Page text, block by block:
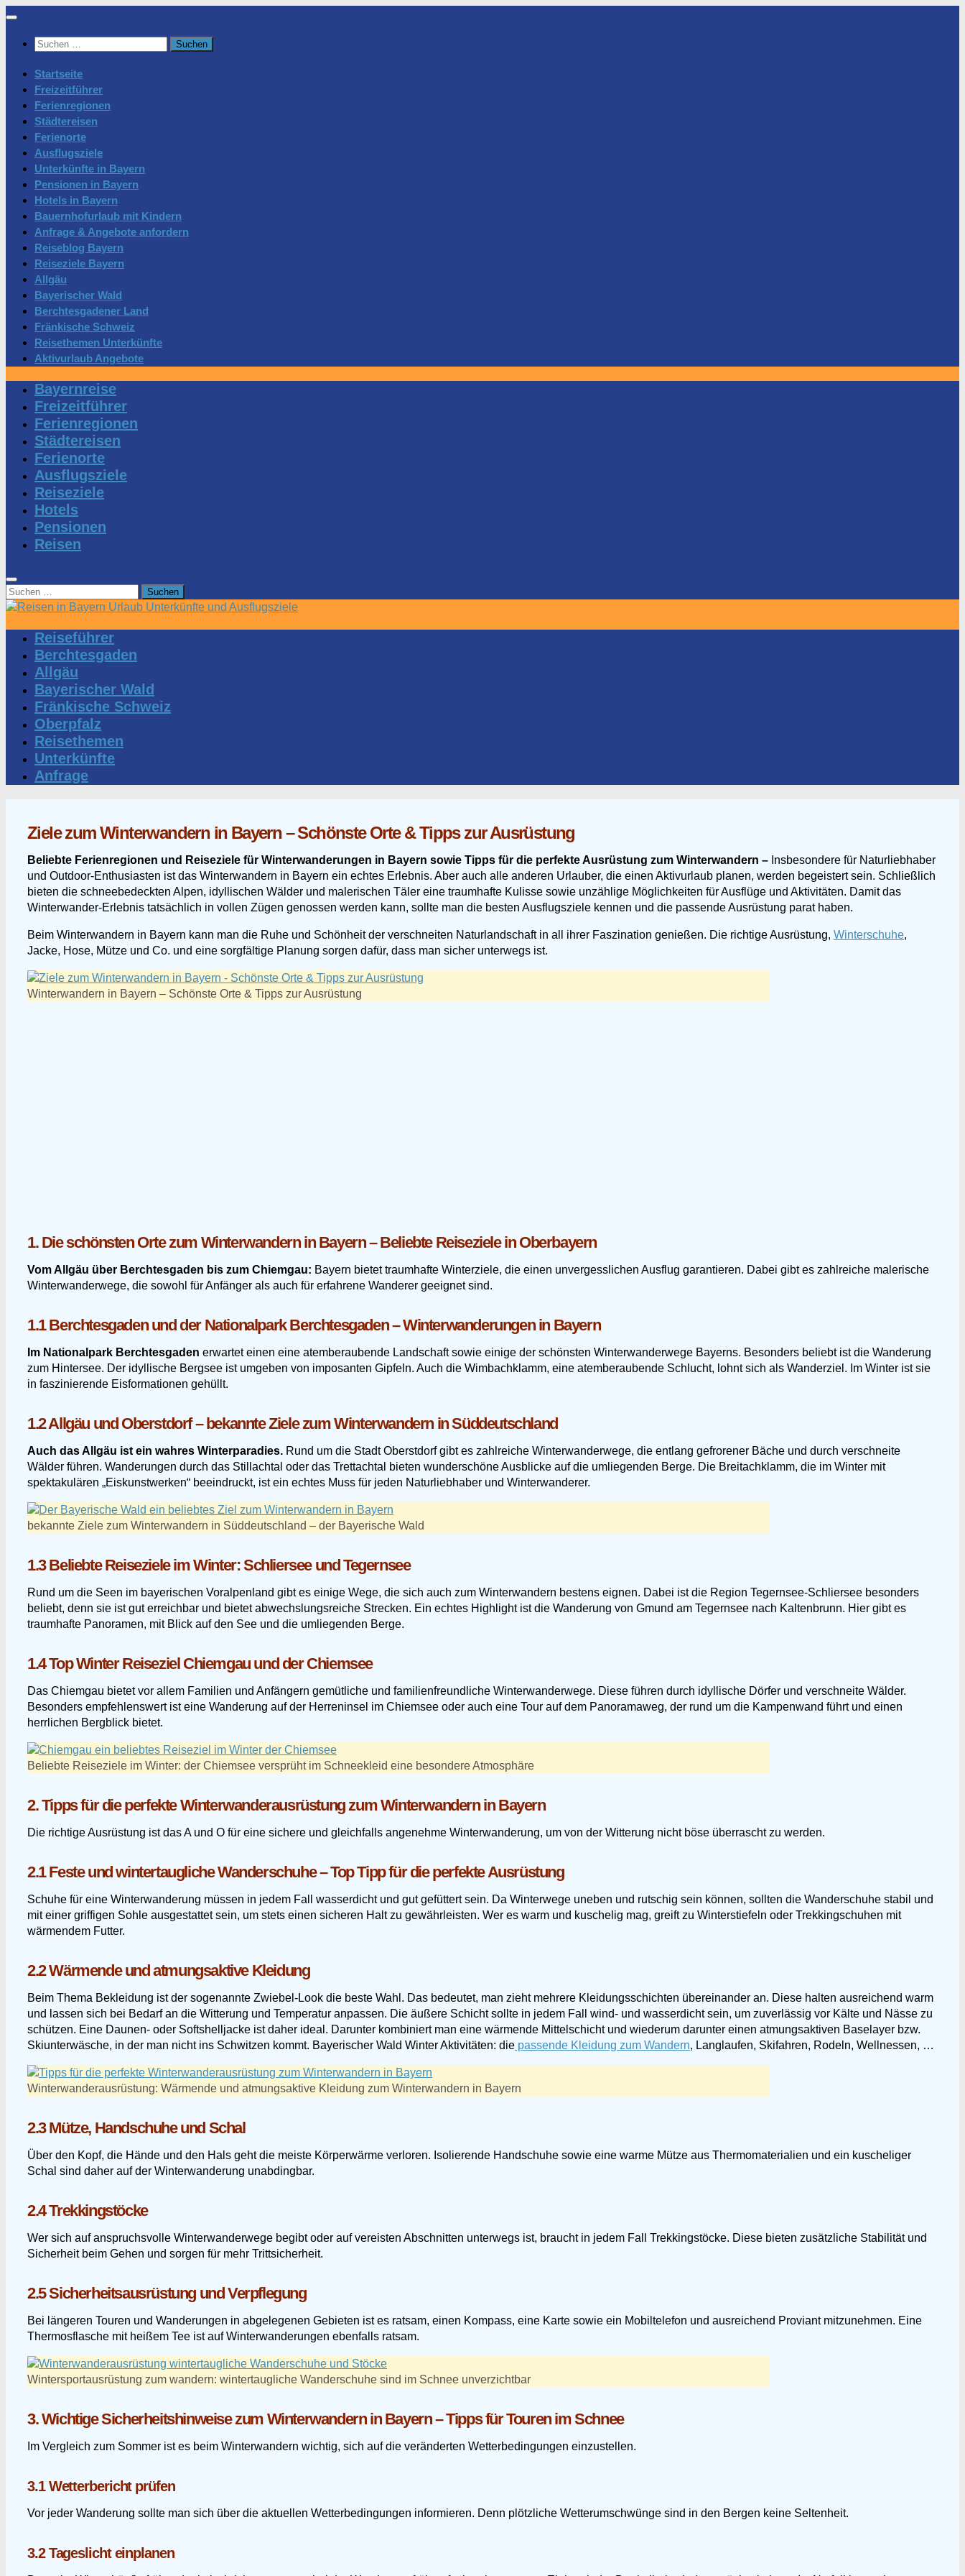
Zum
springenSuchen
Startseite
Freizeitführer
Ferienregionen
Städtereisen
Ferienorte
Ausflugsziele
Unterkünfte in Bayern
Pensionen in Bayern
Hotels in Bayern
Bauernhofurlaub mit Kindern
Anfrage & Angebote anfordern
Reiseblog Bayern
Reiseziele Bayern
Allgäu
Bayerischer Wald
Berchtesgadener Land
Fränkische Schweiz
Reisethemen Unterkünfte
Aktivurlaub Angebote
Bayernreise
Freizeitführer
Ferienregionen
Städtereisen
Ferienorte
Ausflugsziele
Reiseziele
Hotels
Pensionen
Reisen
Suchen
nach:
Reiseführer
Berchtesgaden
Allgäu
Bayerischer Wald
Fränkische Schweiz
Oberpfalz
Reisethemen
Unterkünfte
Anfrage
Ziele zum Winterwandern in Bayern – Schönste Orte & Tipps zur Ausrüstung
Beliebte Ferienregionen und Reiseziele für Winterwanderungen in Bayern sowie Tipps für die perfekte Ausrüstung zum Winterwandern – Insbesondere für Naturliebhaber
und Outdoor-Enthusiasten ist das Winterwandern in Bayern ein echtes Erlebnis. Aber auch alle anderen Urlauber, die einen Aktivurlaub planen, werden begeistert sein. Schließlich
bieten die schneebedeckten Alpen, idyllischen Wälder und malerischen Täler eine traumhafte Kulisse sowie unzählige Möglichkeiten für Ausflüge und Aktivitäten. Damit das
Winterwander-Erlebnis tatsächlich in vollen Zügen genossen werden kann, sollte man die besten Ausflugsziele kennen und die passende Ausrüstung parat haben.
Beim Winterwandern in Bayern kann man die Ruhe und Schönheit der verschneiten Naturlandschaft in all ihrer Faszination genießen. Die richtige Ausrüstung, Winterschuhe,
Jacke, Hose, Mütze und Co. und eine sorgfältige Planung sorgen dafür, dass man sicher unterwegs ist.
Winterwandern in Bayern – Schönste Orte & Tipps zur Ausrüstung
1. Die schönsten Orte zum Winterwandern in Bayern – Beliebte Reiseziele in Oberbayern
Vom Allgäu über Berchtesgaden bis zum Chiemgau: Bayern bietet traumhafte Winterziele, die einen unvergesslichen Ausflug garantieren. Dabei gibt es zahlreiche malerische
Winterwanderwege, die sowohl für Anfänger als auch für erfahrene Wanderer geeignet sind.
1.1 Berchtesgaden und der Nationalpark Berchtesgaden – Winterwanderungen in Bayern
Im Nationalpark Berchtesgaden erwartet einen eine atemberaubende Landschaft sowie einige der schönsten Winterwanderwege Bayerns. Besonders beliebt ist die Wanderung
zum Hintersee. Der idyllische Bergsee ist umgeben von imposanten Gipfeln. Auch die Wimbachklamm, eine atemberaubende Schlucht, lohnt sich als Wanderziel. Im Winter ist sie
in faszinierende Eisformationen gehüllt.
1.2 Allgäu und Oberstdorf – bekannte Ziele zum Winterwandern in Süddeutschland
Auch das Allgäu ist ein wahres Winterparadies. Rund um die Stadt Oberstdorf gibt es zahlreiche Winterwanderwege, die entlang gefrorener Bäche und durch verschneite
Wälder führen. Wanderungen durch das Stillachtal oder das Trettachtal bieten wunderschöne Ausblicke auf die umliegenden Berge. Die Breitachklamm, die im Winter mit
spektakulären „Eiskunstwerken“ beeindruckt, ist ein echtes Muss für jeden Naturliebhaber und Winterwanderer.
bekannte Ziele zum Winterwandern in Süddeutschland – der Bayerische Wald
1.3 Beliebte Reiseziele im Winter: Schliersee und Tegernsee
Rund um die Seen im bayerischen Voralpenland gibt es einige Wege, die sich auch zum Winterwandern bestens eignen. Dabei ist die Region Tegernsee-Schliersee besonders
beliebt, denn sie ist gut erreichbar und bietet abwechslungsreiche Strecken. Ein echtes Highlight ist die Wanderung von Gmund am Tegernsee nach Kaltenbrunn. Hier gibt es
traumhafte Panoramen, mit Blick auf den See und die umliegenden Berge.
1.4 Top Winter Reiseziel Chiemgau und der Chiemsee
Das Chiemgau bietet vor allem Familien und Anfängern gemütliche und familienfreundliche Winterwanderwege. Diese führen durch idyllische Dörfer und verschneite Wälder.
Besonders empfehlenswert ist eine Wanderung auf der Herreninsel im Chiemsee oder auch eine Tour auf dem Panoramaweg, der rund um die Kampenwand führt und einen
herrlichen Bergblick bietet.
Beliebte Reiseziele im Winter: der Chiemsee versprüht im Schneekleid eine besondere Atmosphäre
2. Tipps für die perfekte Winterwanderausrüstung zum Winterwandern in Bayern
Die richtige Ausrüstung ist das A und O für eine sichere und gleichfalls angenehme Winterwanderung, um von der Witterung nicht böse überrascht zu werden.
2.1 Feste und wintertaugliche Wanderschuhe – Top Tipp für die perfekte Ausrüstung
Schuhe für eine Winterwanderung müssen in jedem Fall wasserdicht und gut gefüttert sein. Da Winterwege uneben und rutschig sein können, sollten die Wanderschuhe stabil und
mit einer griffigen Sohle ausgestattet sein, um stets einen sicheren Halt zu gewährleisten. Wer es warm und kuschelig mag, greift zu Winterstiefeln oder Trekkingschuhen mit
wärmendem Futter.
2.2 Wärmende und atmungsaktive Kleidung
Beim Thema Bekleidung ist der sogenannte Zwiebel-Look die beste Wahl. Das bedeutet, man zieht mehrere Kleidungsschichten übereinander an. Diese halten ausreichend warm
und lassen sich bei Bedarf an die Witterung und Temperatur anpassen. Die äußere Schicht sollte in jedem Fall wind- und wasserdicht sein, um zuverlässig vor Kälte und Nässe zu
schützen. Eine Daunen- oder Softshelljacke ist daher ideal. Darunter kombiniert man eine wärmende Mittelschicht und wiederum darunter einen atmungsaktiven Baselayer bzw.
Skiunterwäsche, in der man nicht ins Schwitzen kommt. Bayerischer Wald Winter Aktivitäten: die passende Kleidung zum Wandern, Langlaufen, Skifahren, Rodeln, Wellnessen, …
Winterwanderausrüstung: Wärmende und atmungsaktive Kleidung zum Winterwandern in Bayern
2.3 Mütze, Handschuhe und Schal
Über den Kopf, die Hände und den Hals geht die meiste Körperwärme verloren. Isolierende Handschuhe sowie eine warme Mütze aus Thermomaterialien und ein kuscheliger
Schal sind daher auf der Winterwanderung unabdingbar.
2.4 Trekkingstöcke
Wer sich auf anspruchsvolle Winterwanderwege begibt oder auf vereisten Abschnitten unterwegs ist, braucht in jedem Fall Trekkingstöcke. Diese bieten zusätzliche Stabilität und
Sicherheit beim Gehen und sorgen für mehr Trittsicherheit.
2.5 Sicherheitsausrüstung und Verpflegung
Bei längeren Touren und Wanderungen in abgelegenen Gebieten ist es ratsam, einen Kompass, eine Karte sowie ein Mobiltelefon und ausreichend Proviant mitzunehmen. Eine
Thermosflasche mit heißem Tee ist auf Winterwanderungen ebenfalls ratsam.
Wintersportausrüstung zum wandern: wintertaugliche Wanderschuhe sind im Schnee unverzichtbar
3. Wichtige Sicherheitshinweise zum Winterwandern in Bayern – Tipps für Touren im Schnee
Im Vergleich zum Sommer ist es beim Winterwandern wichtig, sich auf die veränderten Wetterbedingungen einzustellen.
3.1 Wetterbericht prüfen
Vor jeder Wanderung sollte man sich über die aktuellen Wetterbedingungen informieren. Denn plötzliche Wetterumschwünge sind in den Bergen keine Seltenheit.
3.2 Tageslicht einplanen